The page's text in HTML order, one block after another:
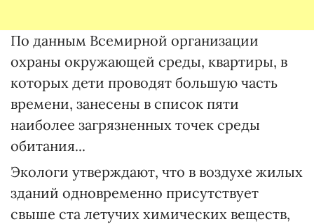
По данным Всемирной организации
охраны окружающей среды, квартиры, в
которых дети проводят большую часть
времени, занесены в список пяти
наиболее загрязненных точек среды
обитания...
Экологи утверждают, что в воздухе жилых
зданий одновременно присутствует
свыше ста летучих химических веществ,